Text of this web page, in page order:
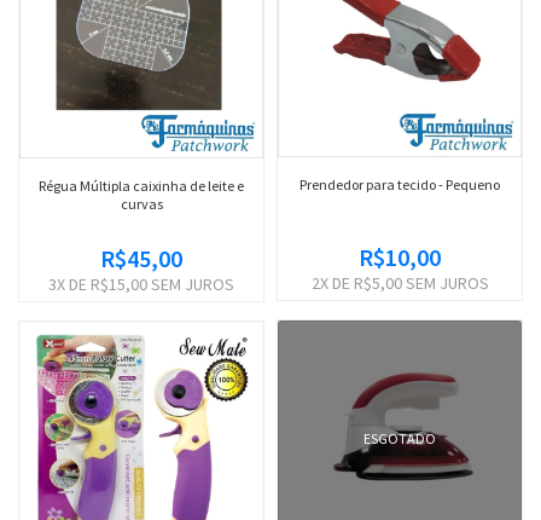
Régua Múltipla caixinha de leite e
curvas
R$45,00
3X DE R$15,00SEM JUROS
Prendedor para tecido - Pequeno
R$10,00
2X DE R$5,00SEM JUROS
ESGOTADO